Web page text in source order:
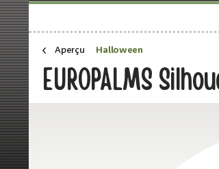
Aperçu Halloween
EUROPALMS